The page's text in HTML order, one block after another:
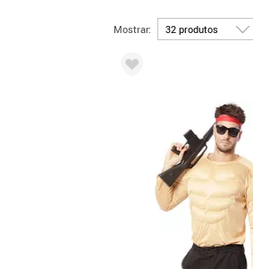
Mostrar: